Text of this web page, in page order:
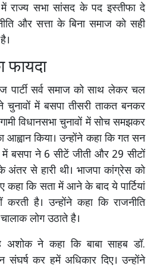
राज्य सभा सांसद के पद इस्तीफा दे
और सत्ता के बिना समाज को सही
फायदा
पार्टी सर्व समाज को साथ लेकर चल
चुनावों में बसपा तीसरी ताकत बनकर
विधानसभा चुनावों में सोच समझकर
किया। उन्होंने कहा कि गत सन
में बसपा ने 6 सीटें जीती और 29 सीटों
अंतर से हारी थी। भाजपा कांग्रेस को
कहा कि सता में आने के बाद ये पार्टियां
करती है। उन्होंने कहा कि राजनीति
लोग उठाते है।
अशोक ने कहा कि बाबा साहब डॉ.
कर हमें अधिकार दिए। उन्होंने